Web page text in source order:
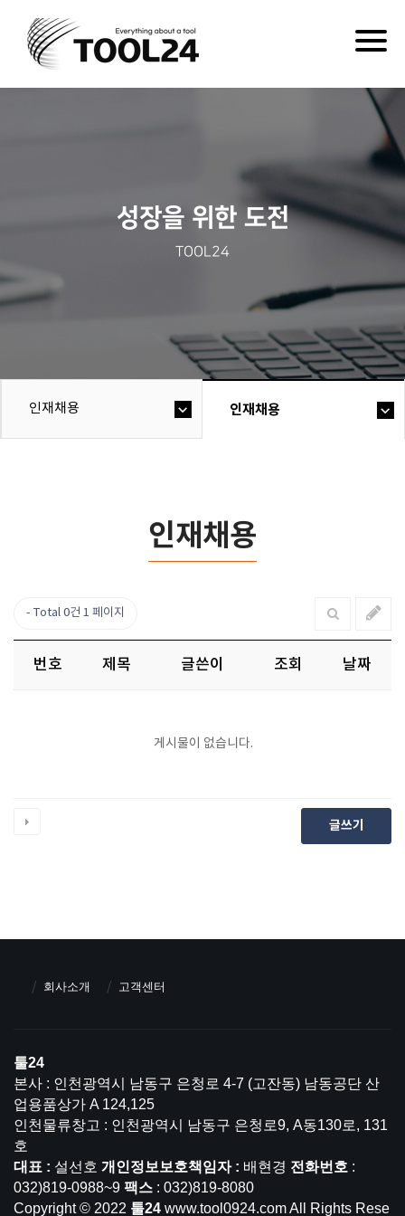
성장을 위한 도전
TOOL24
인재채용 인재채용
인재채용
Total 0건 1 페이지
번호 제목 글쓴이 조회 날짜
게시물이 없습니다.
글쓰기
회사소개 고객센터
툴24
본사 : 인천광역시 남동구 은청로 4-7 (고잔동) 남동공단 산
업용품상가 A 124,125
인천물류창고 : 인천광역시 남동구 은청로9, A동130로, 131
호
대표 : 설선호 개인정보보호책임자 : 배현경 전화번호 :
032)819-0988~9 팩스 : 032)819-8080
Copyright © 2022 툴24 www.tool0924.com All Rights Rese